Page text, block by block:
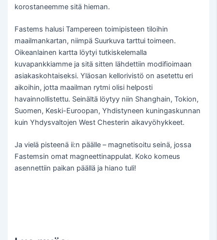
korostaneemme sitä hieman.
Fastems halusi Tampereen toimipisteen tiloihin
maailmankartan, niimpä Suurkuva tarttui toimeen.
Oikeanlainen kartta löytyi tutkiskelemalla
kuvapankkiamme ja sitä sitten lähdettiin modifioimaan
asiakaskohtaiseksi. Yläosan kellorivistö on asetettu eri
aikoihin, jotta maailman rytmi olisi helposti
havainnollistettu. Seinältä löytyy niin Shanghain, Tokion,
Suomen, Keski-Euroopan, Yhdistyneen kuningaskunnan
kuin Yhdysvaltojen West Chesterin aikavyöhykkeet.
Ja vielä pisteenä ii:n päälle – magnetisoitu seinä, jossa
Fastemsin omat magneettinappulat. Koko komeus
asennettiin paikan päällä ja hiano tuli!